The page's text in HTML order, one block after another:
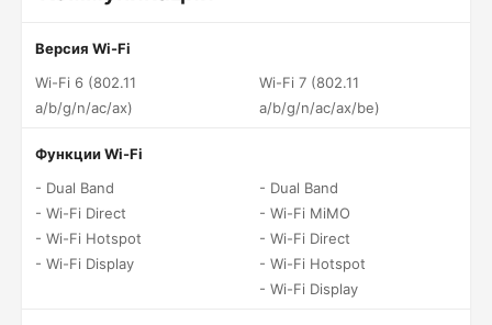
Версия Wi-Fi
Wi-Fi 6 (802.11
a/b/g/n/ac/ax)
Wi-Fi 7 (802.11
a/b/g/n/ac/ax/be)
Функции Wi-Fi
- Dual Band
- Wi-Fi Direct
- Wi-Fi Hotspot
- Wi-Fi Display
- Dual Band
- Wi-Fi MiMO
- Wi-Fi Direct
- Wi-Fi Hotspot
- Wi-Fi Display